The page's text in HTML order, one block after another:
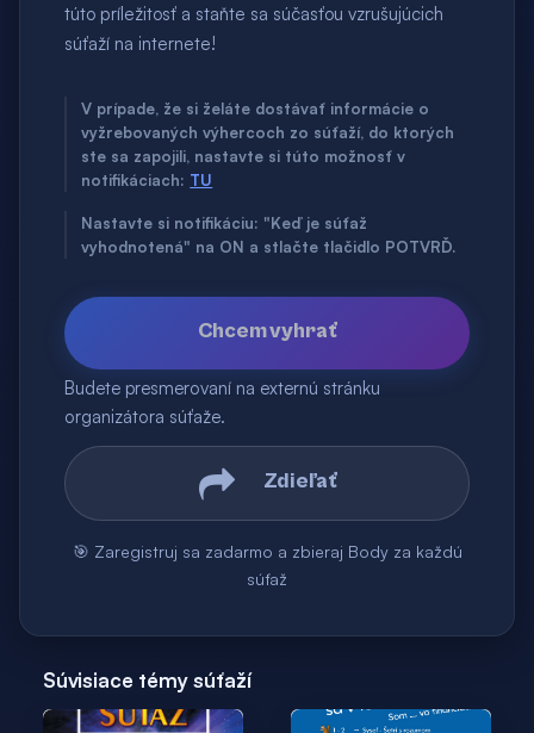
túto príležitosť a staňte sa súčasťou vzrušujúcich
súťaží na internete!
V prípade, že si želáte dostávať informácie o
vyžrebovaných výhercoch zo súťaží, do ktorých
ste sa zapojili, nastavte si túto možnosť v
notifikáciach: TU
Nastavte si notifikáciu: "Keď je súťaž
vyhodnotená" na ON a stlačte tlačidlo POTVRĎ.
Chcem vyhrať
Budete presmerovaní na externú stránku
organizátora súťaže.
Zdieľať
🎯 Zaregistruj sa zadarmo a zbieraj Body za každú
súťaž
Súvisiace témy súťaží